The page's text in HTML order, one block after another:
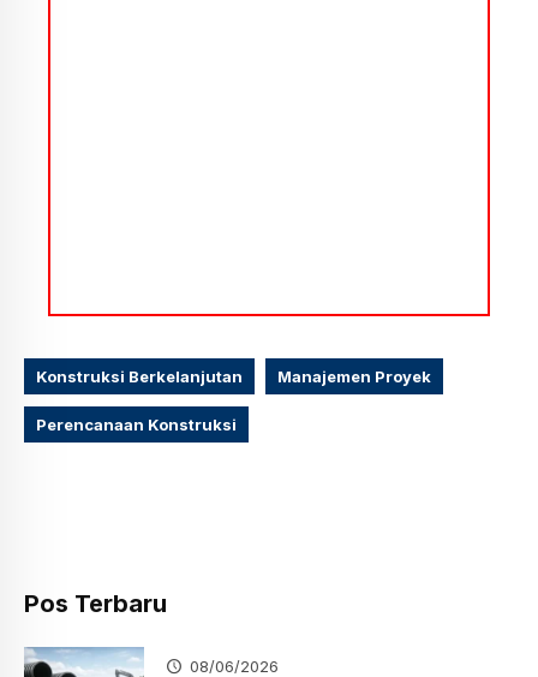
Konstruksi Berkelanjutan Manajemen Proyek
Perencanaan Konstruksi
Pos Terbaru
08/06/2026